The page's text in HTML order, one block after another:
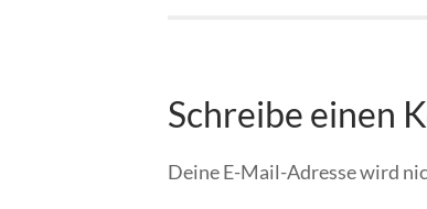
Schreibe einen
Deine E-Mail-Adresse wird